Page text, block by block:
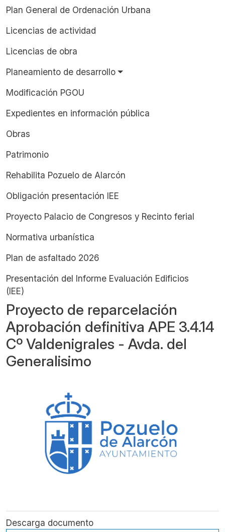
Plan General de Ordenación Urbana
Licencias de actividad
Licencias de obra
Planeamiento de desarrollo
Modificación PGOU
Expedientes en información pública
Obras
Patrimonio
Rehabilita Pozuelo de Alarcón
Obligación presentación IEE
Proyecto Palacio de Congresos y Recinto ferial
Normativa urbanística
Plan de asfaltado 2026
Presentación del Informe Evaluación Edificios
(IEE)
Proyecto de reparcelación
Aprobación definitiva APE 3.4.14
Cº Valdenigrales - Avda. del
Generalisimo
Descarga documento